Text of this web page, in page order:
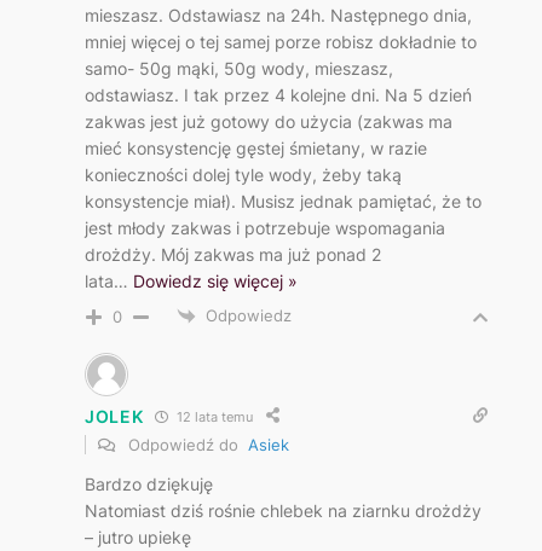
mieszasz. Odstawiasz na 24h. Następnego dnia,
mniej więcej o tej samej porze robisz dokładnie to
samo- 50g mąki, 50g wody, mieszasz,
odstawiasz. I tak przez 4 kolejne dni. Na 5 dzień
zakwas jest już gotowy do użycia (zakwas ma
mieć konsystencję gęstej śmietany, w razie
konieczności dolej tyle wody, żeby taką
konsystencje miał). Musisz jednak pamiętać, że to
jest młody zakwas i potrzebuje wspomagania
drożdży. Mój zakwas ma już ponad 2
lata… Dowiedz się więcej »
0 Odpowiedz
JOLEK 12 lata temu
Odpowiedź do Asiek
Bardzo dziękuję
Natomiast dziś rośnie chlebek na ziarnku drożdży
– jutro upiekę